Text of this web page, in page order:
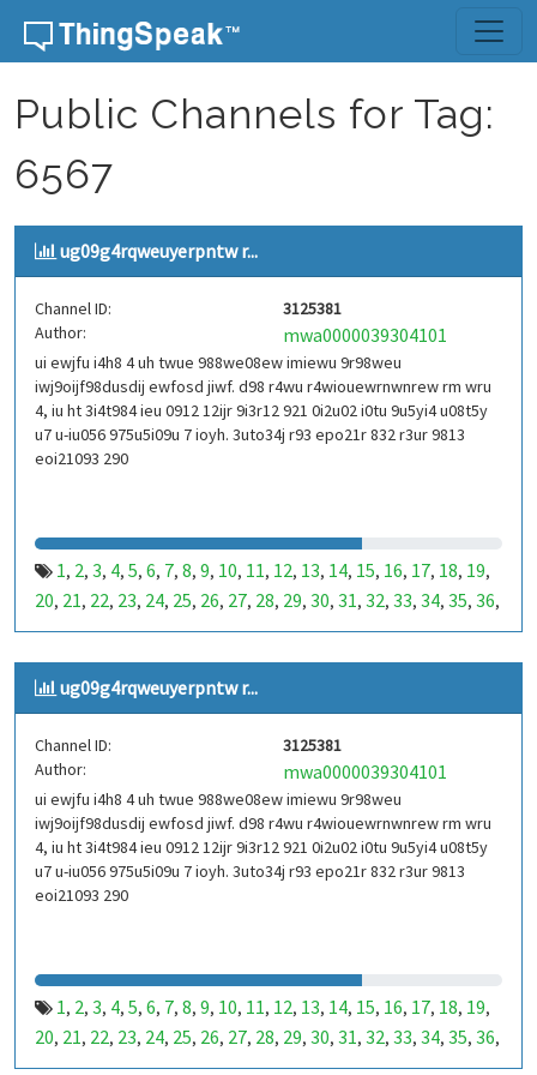
Skip to content
Public Channels for Tag:
6567
ug09g4rqweuyerpntw r...
Channel ID:
3125381
Author:
mwa0000039304101
ui ewjfu i4h8 4 uh twue 988we08ew imiewu 9r98weu
iwj9oijf98dusdij ewfosd jiwf. d98 r4wu r4wiouewrnwnrew rm wru
4, iu ht 3i4t984 ieu 0912 12ijr 9i3r12 921 0i2u02 i0tu 9u5yi4 u08t5y
u7 u-iu056 975u5i09u 7 ioyh. 3uto34j r93 epo21r 832 r3ur 9813
eoi21093 290
1, 2, 3, 4, 5, 6, 7, 8, 9, 10, 11, 12, 13, 14, 15, 16, 17, 18, 19,
20, 21, 22, 23, 24, 25, 26, 27, 28, 29, 30, 31, 32, 33, 34, 35, 36,
37,38,39,40,41,42,43,44,45,46,47,48,49,50,51,52,53,
99,100,101,102,103,104,105,106,107,108,109,110,
111,112,113,114,115,116,
123,124,125,126,127,128,129,130,131,132,133,134,
135,136,137 141,142,143
147,148 153,154,155,156,157,158
159,160,161,162,163,164,165 ,166,167,168,
171 ,172,173 ,174,175,176,177,178,179 ,180,181 ,182,
183,184,185,186, 187,188,189 ,190,191,192,193,194
195,196 ,197
231,232,233,234,235,236,237,238,239,
243, 244, 245, 246, 247,248,249,250 ,251,252, 253 ,254,
255 ,256,257, 258,259,260,261,262,263 ,264,265 , 266
ug09g4rqweuyerpntw r...
Channel ID:
3125381
Author:
mwa0000039304101
ui ewjfu i4h8 4 uh twue 988we08ew imiewu 9r98weu
iwj9oijf98dusdij ewfosd jiwf. d98 r4wu r4wiouewrnwnrew rm wru
4, iu ht 3i4t984 ieu 0912 12ijr 9i3r12 921 0i2u02 i0tu 9u5yi4 u08t5y
u7 u-iu056 975u5i09u 7 ioyh. 3uto34j r93 epo21r 832 r3ur 9813
eoi21093 290
1, 2, 3, 4, 5, 6, 7, 8, 9, 10, 11, 12, 13, 14, 15, 16, 17, 18, 19,
20, 21, 22, 23, 24, 25, 26, 27, 28, 29, 30, 31, 32, 33, 34, 35, 36,
37,38,39,40,41,42,43,44,45,46,47,48,49,50,51,52,53,